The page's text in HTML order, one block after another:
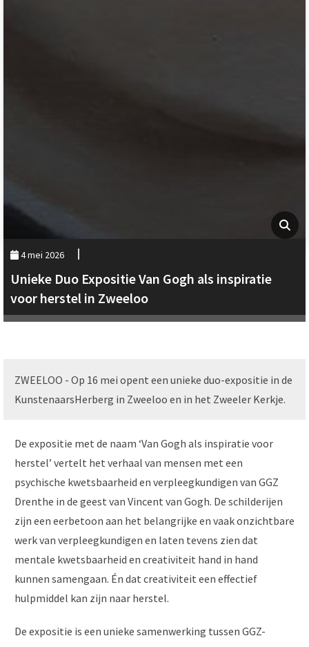
4 mei 2026
Unieke Duo Expositie Van Gogh als inspiratie
voor herstel in Zweeloo
ZWEELOO - Op 16 mei opent een unieke duo-expositie in de
KunstenaarsHerberg in Zweeloo en in het Zweeler Kerkje.
De expositie met de naam ‘Van Gogh als inspiratie voor
herstel’ vertelt het verhaal van mensen met een
psychische kwetsbaarheid en verpleegkundigen van GGZ
Drenthe in de geest van Vincent van Gogh. De schilderijen
zijn een eerbetoon aan het belangrijke en vaak onzichtbare
werk van verpleegkundigen en laten tevens zien dat
mentale kwetsbaarheid en creativiteit hand in hand
kunnen samengaan. Én dat creativiteit een effectief
hulpmiddel kan zijn naar herstel.
De expositie is een unieke samenwerking tussen GGZ-